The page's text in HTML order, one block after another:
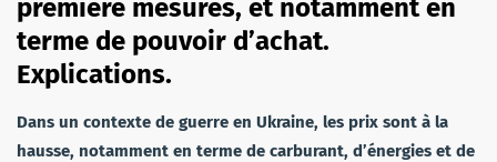
première mesures, et notamment en
terme de pouvoir d’achat.
Explications.
Dans un contexte de guerre en Ukraine, les prix sont à la
hausse, notamment en terme de carburant, d’énergies et de